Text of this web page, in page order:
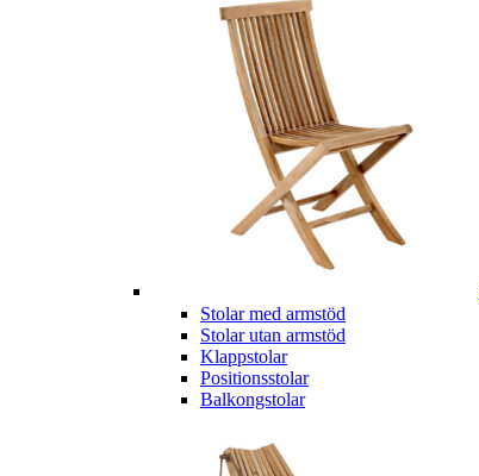
Stolar med armstöd
Stolar utan armstöd
Klappstolar
Positionsstolar
Balkongstolar